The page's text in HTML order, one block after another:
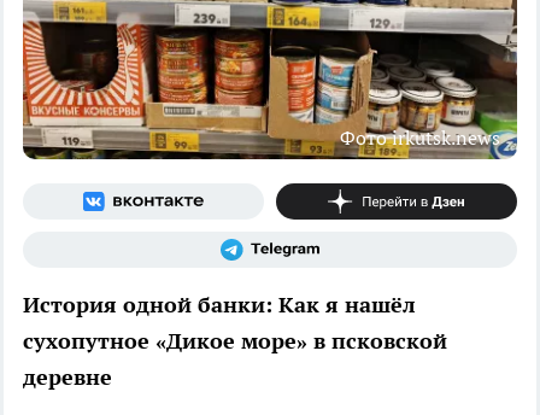
Фото irkutsk.news
История одной банки: Как я нашёл
сухопутное «Дикое море» в псковской
деревне